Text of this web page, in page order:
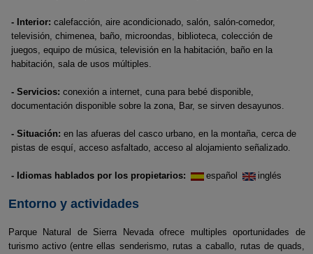
- Interior: calefacción, aire acondicionado, salón, salón-comedor,
televisión, chimenea, baño, microondas, biblioteca, colección de
juegos, equipo de música, televisión en la habitación, baño en la
habitación, sala de usos múltiples.
- Servicios: conexión a internet, cuna para bebé disponible,
documentación disponible sobre la zona, Bar, se sirven desayunos.
- Situación: en las afueras del casco urbano, en la montaña, cerca de
pistas de esquí, acceso asfaltado, acceso al alojamiento señalizado.
- Idiomas hablados por los propietarios: español inglés
Entorno y actividades
Parque Natural de Sierra Nevada ofrece multiples oportunidades de
turismo activo (entre ellas senderismo, rutas a caballo, rutas de quads,